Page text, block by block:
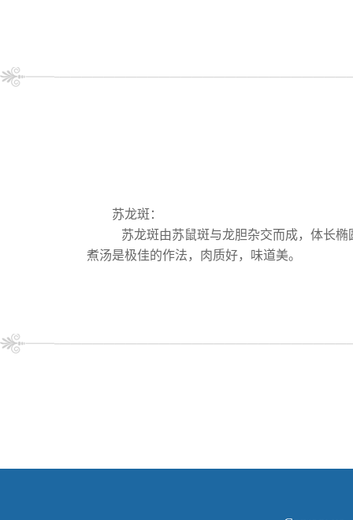
苏龙斑：
苏龙斑由苏鼠斑与龙胆杂交而成，体长
煮汤是极佳的作法，肉质好，味道美。